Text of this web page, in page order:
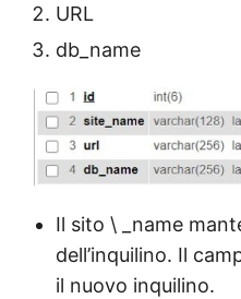
URL
db_name
Il sito \ _name
dell’inquilino. Il
il nuovo inquilino.